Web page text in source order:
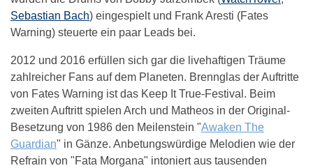
Sebastian Bach) eingespielt und Frank Aresti (Fates
Warning) steuerte ein paar Leads bei.
2012 und 2016 erfüllen sich gar die livehaftigen Träume
zahlreicher Fans auf dem Planeten. Brennglas der Auftritte
von Fates Warning ist das Keep It True-Festival. Beim
zweiten Auftritt spielen Arch und Matheos in der Original-
Besetzung von 1986 den Meilenstein "Awaken The
Guardian" in Gänze. Anbetungswürdige Melodien wie der
Refrain von "Fata Morgana" intoniert aus tausenden